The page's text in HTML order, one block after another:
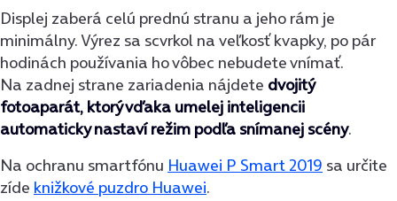
Displej zaberá celú prednú stranu a jeho rám je
minimálny. Výrez sa scvrkol na veľkosť kvapky, po pár
hodinách používania ho vôbec nebudete vnímať.
Na zadnej strane zariadenia nájdete dvojitý
fotoaparát, ktorý vďaka umelej inteligencii
automaticky nastaví režim podľa snímanej scény.
Na ochranu smartfónu Huawei P Smart 2019 sa určite
zíde knižkové puzdro Huawei.